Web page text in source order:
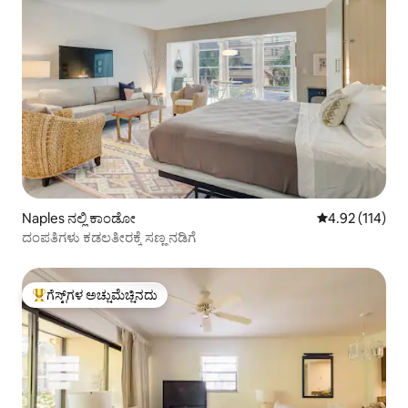
Naples ನಲ್ಲಿ ಕಾಂಡೋ 5 ರಲ್ಲಿ 4.92
4.92 (114)
ದಂಪತಿಗಳು ಕಡಲತೀರಕ್ಕೆ ಸಣ್ಣ ನಡಿಗೆ
ಗೆಸ್ಟ್‌ಗಳಿಗೆ ಅತಿ ಹೆಚ್ಚು ಅಚ್ಚುಮೆಚ್ಚಿನದು
ಗೆಸ್ಟ್‌ಗಳ ಅಚ್ಚುಮೆಚ್ಚಿನದು